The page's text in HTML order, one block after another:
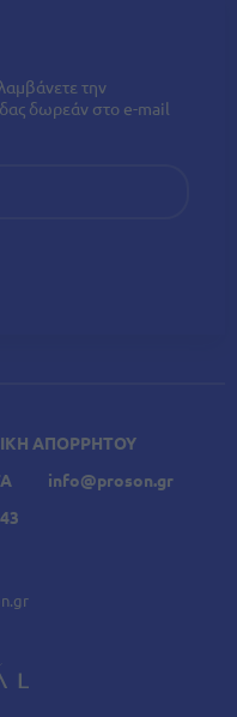
Άρθρα
ΑΠΟΡΡΗΤΟΥ
info@proson.gr
την
δωρεάν στο e-mail